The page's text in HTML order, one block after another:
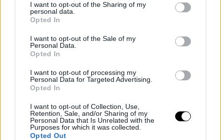
I want to opt-out of the Sharing of my
personal data.
Opted In
I want to opt-out of the Sale of my
Personal Data.
Opted In
I want to opt-out of processing my
Personal Data for Targeted Advertising.
Opted In
I want to opt-out of Collection, Use,
Retention, Sale, and/or Sharing of my
Personal Data that Is Unrelated with the
Purposes for which it was collected.
Opted Out
Print
Mug Cake keto cocco e
Recipe by Ketoalessia
Cuisine:chetogenica Difficulty: Facile
Porzione